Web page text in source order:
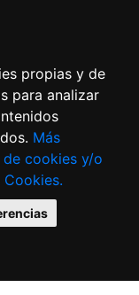
propias y de
para analizar
Más
cookies y/o